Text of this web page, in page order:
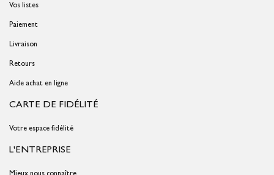
Vos listes
Paiement
Livraison
Retours
Aide achat en ligne
CARTE DE FIDÉLITÉ
Votre espace fidélité
L'ENTREPRISE
Mieux nous connaître